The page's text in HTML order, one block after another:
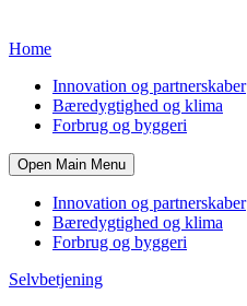
Home
Innovation og partnerskaber
Bæredygtighed og klima
Forbrug og byggeri
Open Main Menu
Innovation og partnerskaber
Bæredygtighed og klima
Forbrug og byggeri
Selvbetjening